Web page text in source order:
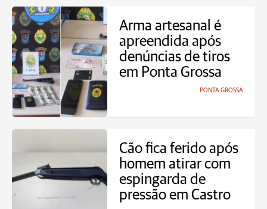
Arma artesanal é
apreendida após
denúncias de tiros
em Ponta Grossa
PONTA GROSSA
Cão fica ferido após
homem atirar com
espingarda de
pressão em Castro